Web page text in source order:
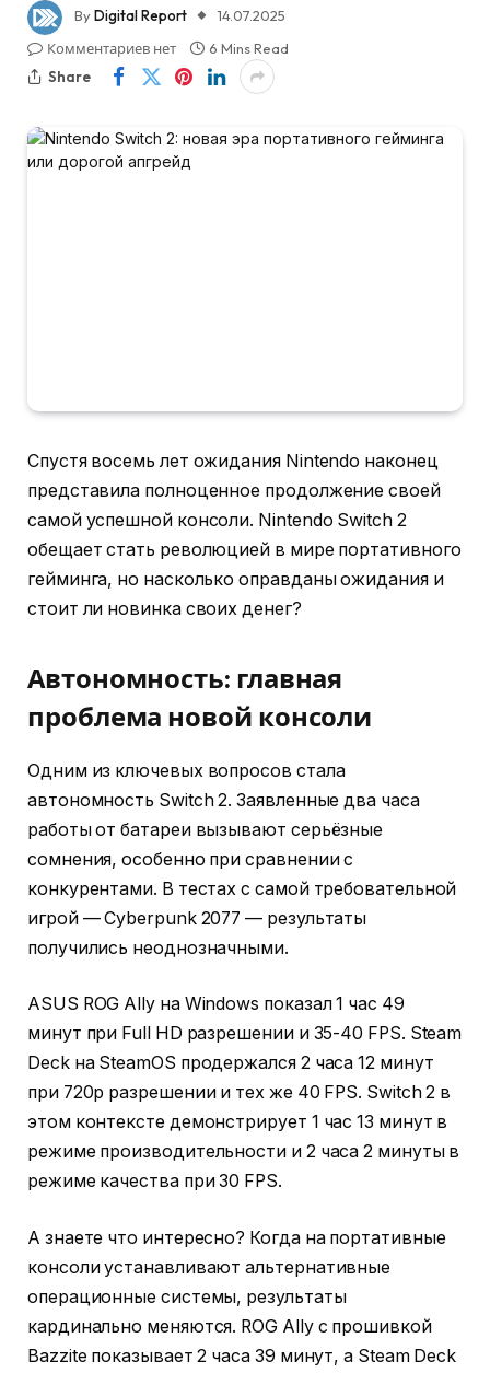
ByDigital Report
14.07.2025
Комментариев нет
6 Mins Read
Share
Спустя восемь лет ожидания Nintendo наконец
представила полноценное продолжение своей
самой успешной консоли. Nintendo Switch 2
обещает стать революцией в мире портативного
гейминга, но насколько оправданы ожидания и
стоит ли новинка своих денег?
Автономность: главная
проблема новой консоли
Одним из ключевых вопросов стала
автономность Switch 2. Заявленные два часа
работы от батареи вызывают серьёзные
сомнения, особенно при сравнении с
конкурентами. В тестах с самой требовательной
игрой — Cyberpunk 2077 — результаты
получились неоднозначными.
ASUS ROG Ally на Windows показал 1 час 49
минут при Full HD разрешении и 35-40 FPS. Steam
Deck на SteamOS продержался 2 часа 12 минут
при 720p разрешении и тех же 40 FPS. Switch 2 в
этом контексте демонстрирует 1 час 13 минут в
режиме производительности и 2 часа 2 минуты в
режиме качества при 30 FPS.
А знаете что интересно? Когда на портативные
консоли устанавливают альтернативные
операционные системы, результаты
кардинально меняются. ROG Ally с прошивкой
Bazzite показывает 2 часа 39 минут, а Steam Deck